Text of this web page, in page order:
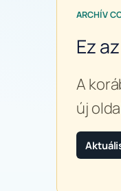
ARCHÍV
Ez
A
új